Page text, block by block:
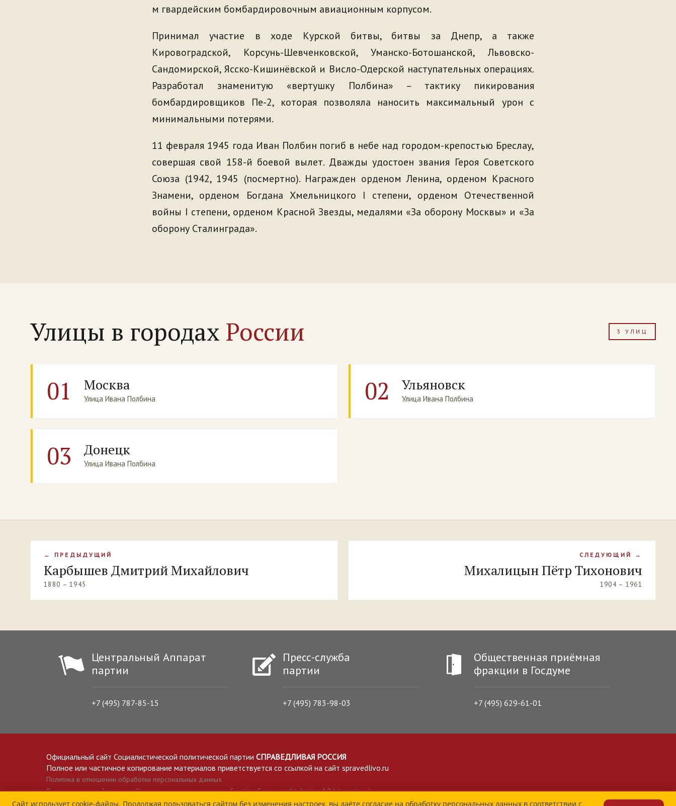
м гвардейским бомбардировочным авиационным корпусом.
Принимал участие в ходе Курской битвы, битвы за Днепр, а также
Кировоградской, Корсунь-Шевченковской, Уманско-Ботошанской, Львовско-
Сандомирской, Ясско-Кишинёвской и Висло-Одерской наступательных операциях.
Разработал знаменитую «вертушку Полбина» – тактику пикирования
бомбардировщиков Пе-2, которая позволяла наносить максимальный урон с
минимальными потерями.
11 февраля 1945 года Иван Полбин погиб в небе над городом-крепостью Бреслау,
совершая свой 158-й боевой вылет. Дважды удостоен звания Героя Советского
Союза (1942, 1945 (посмертно). Награжден орденом Ленина, орденом Красного
Знамени, орденом Богдана Хмельницкого I степени, орденом Отечественной
войны I степени, орденом Красной Звезды, медалями «За оборону Москвы» и «За
оборону Сталинграда».
Улицы в городах России 3 УЛИЦ
01 Москва
Улица Ивана Полбина 02 Ульяновск
Улица Ивана Полбина
03 Донецк
Улица Ивана Полбина
← ПРЕДЫДУЩИЙ
Карбышев Дмитрий Михайлович
1880 – 1945
СЛЕДУЮЩИЙ →
Михалицын Пётр Тихонович
1904 – 1961
Центральный Аппарат
партии
+7 (495) 787-85-15
Пресс-служба
партии
+7 (495) 783-98-03
Общественная приёмная
фракции в Госдуме
+7 (495) 629-61-01
Официальный сайт Социалистической политической партии СПРАВЕДЛИВАЯ РОССИЯ
Полное или частичное копирование материалов приветствуется со ссылкой на сайт spravedlivo.ru
Политика в отношении обработки персональных данных
Все материалы сайта spravedlivo.ru доступны по лицензии Creative Commons Attribution 4.0 International
Сайт использует cookie-файлы. Продолжая пользоваться сайтом без изменения настроек, вы даёте согласие на обработку персональных данных в соответствии с